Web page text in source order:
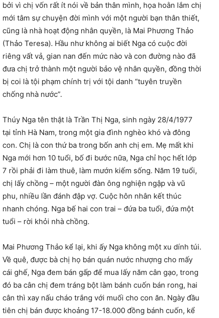
bởi vì chị vốn rất ít nói về bản thân mình, họa hoằn lắm chị
mới tâm sự chuyện đời mình với một người bạn thân thiết,
cũng là nhà hoạt động nhân quyền, là Mai Phương Thảo
(Thảo Teresa). Hầu như không ai biết Nga có cuộc đời
riêng vất vả, gian nan đến mức nào và con đường nào đã
đưa chị trở thành một người bảo vệ nhân quyền, đồng thời
bị coi là tội phạm chính trị với tội danh “tuyên truyền
chống nhà nước”.
Thúy Nga tên thật là Trần Thị Nga, sinh ngày 28/4/1977
tại tỉnh Hà Nam, trong một gia đình nghèo khó và đông
con. Chị là con thứ ba trong bốn anh chị em. Mẹ mất khi
Nga mới hơn 10 tuổi, bố đi bước nữa, Nga chỉ học hết lớp
7 rồi phải đi làm thuê, làm mướn kiếm sống. Năm 19 tuổi,
chị lấy chồng – một người đàn ông nghiện ngập và vũ
phu, nhiều lần đánh đập vợ. Cuộc hôn nhân kết thúc
nhanh chóng. Nga bế hai con trai – đứa ba tuổi, đứa một
tuổi – rời khỏi nhà chồng.
Mai Phương Thảo kể lại, khi ấy Nga không một xu dính túi.
Về quê, được bà chị họ bán quán nước nhượng cho mấy
cái ghế, Nga đem bán gấp để mua lấy năm cân gạo, trong
đó ba cân chị đem tráng bột làm bánh cuốn bán rong, hai
cân thì xay nấu cháo trắng với muối cho con ăn. Ngày đầu
tiên chị bán được khoảng 17-18.000 đồng bánh cuốn, kể